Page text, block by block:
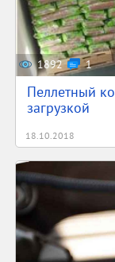
1892 1
Пеллетный
загрузкой
18.10.2018